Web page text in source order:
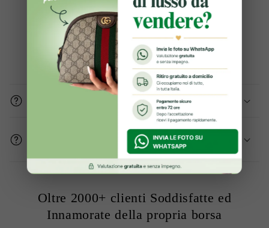
Domande frequenti
Gli articoli sono originali?
Come mi assicurate che le condizioni del
Oltre 2000+ clienti Soddisfatte ed
Innamorate della propria borsa